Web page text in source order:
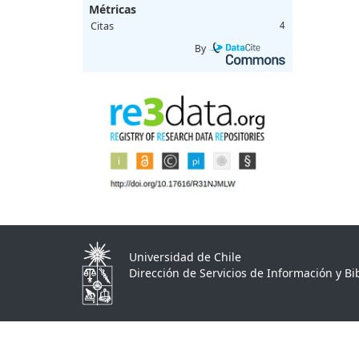
Métricas
Citas 4
By
Universidad de Chile
Dirección de Servicios de Información y